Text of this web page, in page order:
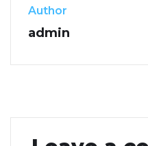
Author
admin